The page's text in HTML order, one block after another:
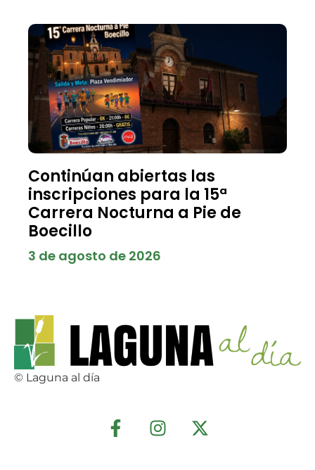
Continúan abiertas las
inscripciones para la 15ª
Carrera Nocturna a Pie de
Boecillo
3 de agosto de 2026
© Laguna al día